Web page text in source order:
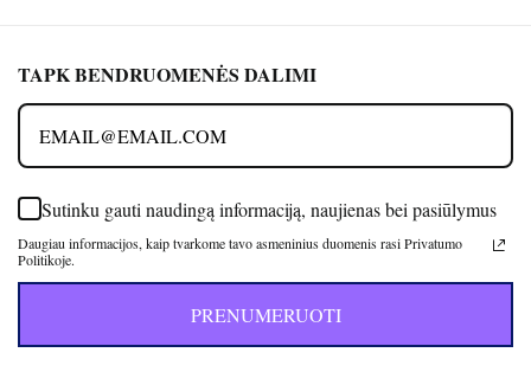
TAPK BENDRUOMENĖS DALIMI
Sutinku gauti naudingą informaciją, naujienas bei pasiūlymus
Daugiau informacijos, kaip tvarkome tavo asmeninius duomenis rasi Privatumo
Politikoje.
PRENUMERUOTI